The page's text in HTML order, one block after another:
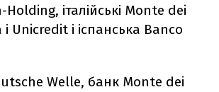
італійські Monte dei
Unicredit і іспанська Banco
Welle, банк Monte dei